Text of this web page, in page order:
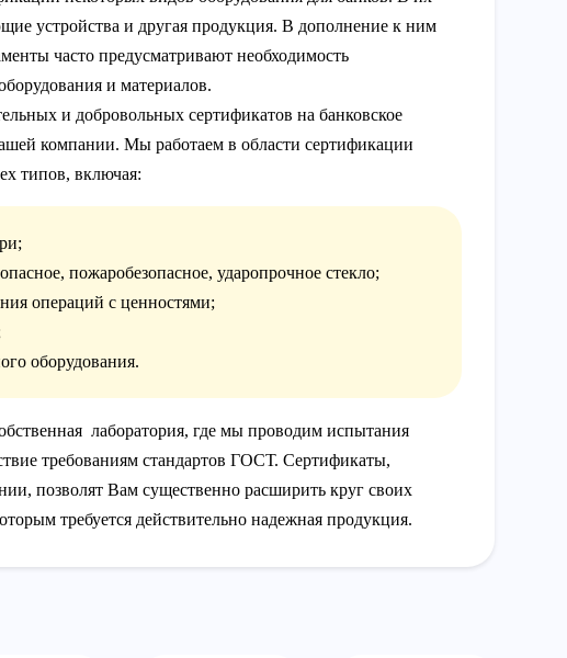
устройства и другая продукция. В дополнение к ним
часто предусматривают необходимость
и материалов.
и добровольных сертификатов на банковское
компании. Мы работаем в области сертификации
типов, включая:
пожаробезопасное, ударопрочное стекло;
операций с ценностями;
оборудования.
лаборатория, где мы проводим испытания
требованиям стандартов ГОСТ. Сертификаты,
позволят Вам существенно расширить круг своих
требуется действительно надежная продукция.